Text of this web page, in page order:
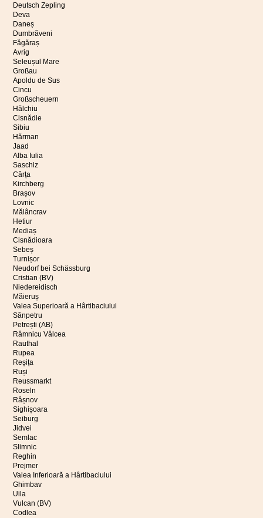
Deutsch Zepling
Deva
Daneș
Dumbrăveni
Făgăraș
Avrig
Seleușul Mare
Großau
Apoldu de Sus
Cincu
Großscheuern
Hălchiu
Cisnădie
Sibiu
Hărman
Jaad
Alba Iulia
Saschiz
Cârța
Kirchberg
Brașov
Lovnic
Mălâncrav
Hetiur
Mediaș
Cisnădioara
Sebeș
Turnișor
Neudorf bei Schässburg
Cristian (BV)
Niedereidisch
Măieruș
Valea Superioară a Hârtibaciului
Sânpetru
Petrești (AB)
Râmnicu Vâlcea
Rauthal
Rupea
Reșița
Ruși
Reussmarkt
Roseln
Râșnov
Sighișoara
Seiburg
Jidvei
Semlac
Slimnic
Reghin
Prejmer
Valea Inferioară a Hârtibaciului
Ghimbav
Uila
Vulcan (BV)
Codlea